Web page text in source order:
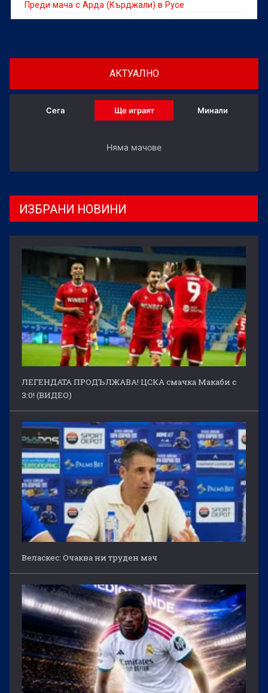
Преди мача с Арда (Кърджали) в Русе
АКТУАЛНО
Сега Ще играят Минали
Няма мачове
ИЗБРАНИ НОВИНИ
ЛЕГЕНДАТА ПРОДЪЛЖАВА! ЦСКА смачка Макаби с
3:0! (ВИДЕО)
Веласкес: Очаква ни труден мач